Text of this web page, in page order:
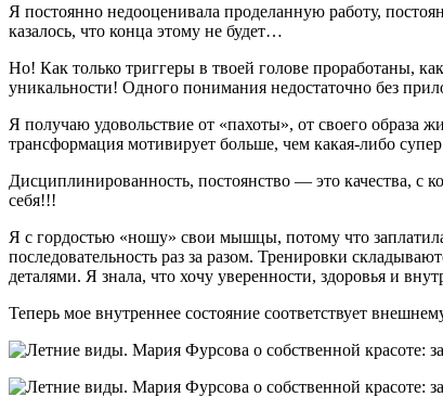
Я постоянно недооценивала проделанную работу,
казалось, что конца этому не будет…
Но! Как только триггеры в твоей голове проработаны,
уникальности! Одного понимания недостаточно без
Я получаю удовольствие от «пахоты», от своего
трансформация мотивирует больше, чем какая-либо
Дисциплинированность, постоянство — это качества,
себя!!!
Я с гордостью «ношу» свои мышцы, потому что
последовательность раз за разом. Тренировки
деталями. Я знала, что хочу уверенности, здоровья и
Теперь мое внутреннее состояние соответствует